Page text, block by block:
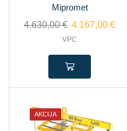
Mipromet
4.630,00€ 4.167,00€
VPC
AKCIJA